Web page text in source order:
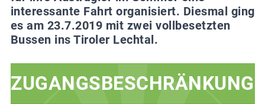
interessante Fahrt organisiert. Diesmal ging
es am 23.7.2019 mit zwei vollbesetzten
Bussen ins Tiroler Lechtal.
ZUGANGSBESCHRÄNKUNG